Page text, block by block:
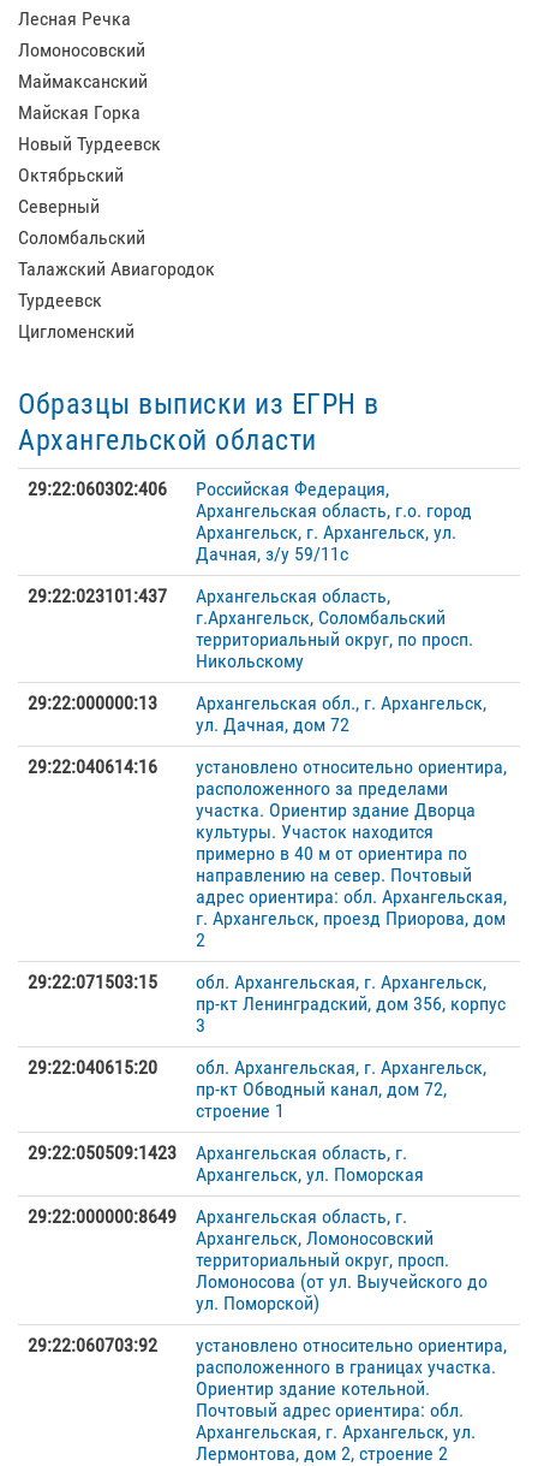
Лесная Речка
Ломоносовский
Маймаксанский
Майская Горка
Новый Турдеевск
Октябрьский
Северный
Соломбальский
Талажский Авиагородок
Турдеевск
Цигломенский
Образцы выписки из ЕГРН в
Архангельской области
29:22:060302:406
Российская Федерация,
Архангельская область, г.о. город
Архангельск, г. Архангельск, ул.
Дачная, з/у 59/11с
29:22:023101:437
Архангельская область,
г.Архангельск, Соломбальский
территориальный округ, по просп.
Никольскому
29:22:000000:13
Архангельская обл., г. Архангельск,
ул. Дачная, дом 72
29:22:040614:16
установлено относительно ориентира,
расположенного за пределами
участка. Ориентир здание Дворца
культуры. Участок находится
примерно в 40 м от ориентира по
направлению на север. Почтовый
адрес ориентира: обл. Архангельская,
г. Архангельск, проезд Приорова, дом
2
29:22:071503:15
обл. Архангельская, г. Архангельск,
пр-кт Ленинградский, дом 356, корпус
3
29:22:040615:20
обл. Архангельская, г. Архангельск,
пр-кт Обводный канал, дом 72,
строение 1
29:22:050509:1423
Архангельская область, г.
Архангельск, ул. Поморская
29:22:000000:8649
Архангельская область, г.
Архангельск, Ломоносовский
территориальный округ, просп.
Ломоносова (от ул. Выучейского до
ул. Поморской)
29:22:060703:92
установлено относительно ориентира,
расположенного в границах участка.
Ориентир здание котельной.
Почтовый адрес ориентира: обл.
Архангельская, г. Архангельск, ул.
Лермонтова, дом 2, строение 2